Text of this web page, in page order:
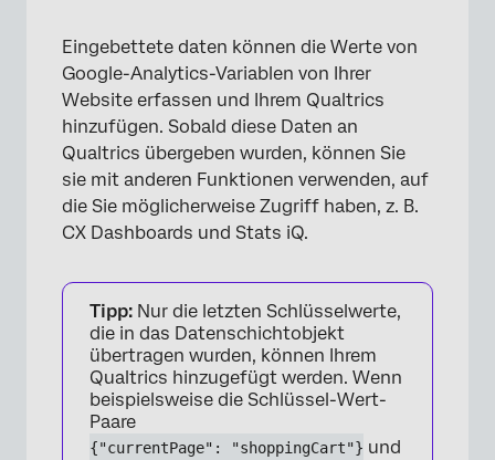
×
Eingebettete daten können die Werte von
Google-Analytics-Variablen von Ihrer
Website erfassen und Ihrem Qualtrics
hinzufügen. Sobald diese Daten an
Qualtrics übergeben wurden, können Sie
sie mit anderen Funktionen verwenden, auf
die Sie möglicherweise Zugriff haben, z. B.
CX Dashboards und Stats iQ.
Tipp: Nur die letzten Schlüsselwerte,
die in das Datenschichtobjekt
übertragen wurden, können Ihrem
Qualtrics hinzugefügt werden. Wenn
beispielsweise die Schlüssel-Wert-
Paare
{"currentPage": "shoppingCart"} und